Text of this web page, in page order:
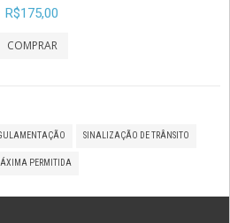
R$175,00
SINALIZAÇÃO DE TRÂNSITO
PERMITIDA